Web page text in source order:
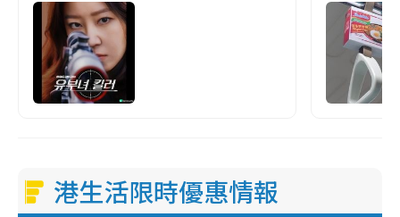
港生活限時優惠情報